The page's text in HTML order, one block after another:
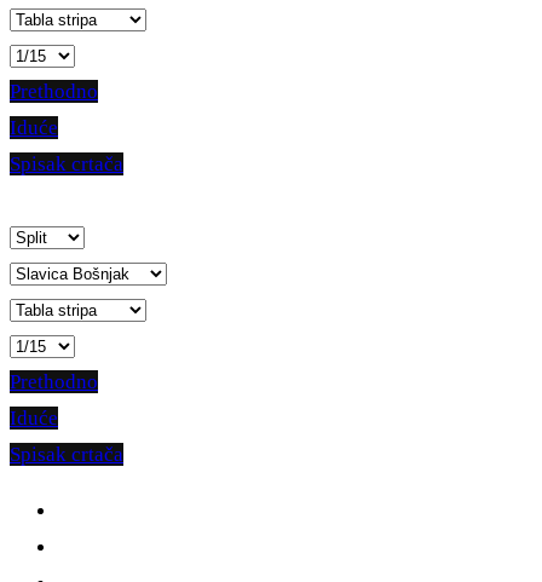
Prethodno
Iduće
Spisak crtača
Prethodno
Iduće
Spisak crtača